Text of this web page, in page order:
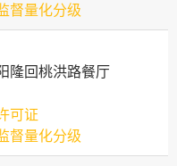
督量化分级
隆回桃洪路餐厅
可证
督量化分级